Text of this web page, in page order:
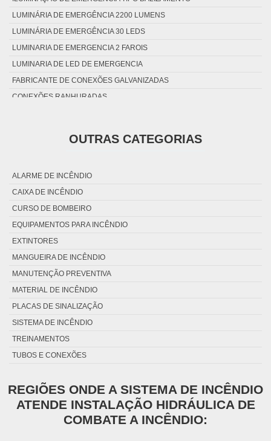
LUMINÁRIA DE EMERGÊNCIA 2200 LUMENS
LUMINÁRIA DE EMERGÊNCIA 30 LEDS
LUMINARIA DE EMERGENCIA 2 FAROIS
LUMINARIA DE LED DE EMERGENCIA
FABRICANTE DE CONEXÕES GALVANIZADAS
CONEXÕES RANHURADAS
CONEXÕES DE AÇO GALVANIZADO EM SP
DISTRIBUIDOR DE CONEXÕES GALVANIZADAS EM SP
CONEXÃO GALVANIZADA COM ROSCA CONTRA INCÊNDIO
CONEXÕES RANHURADAS TIPO GROOVED EM SP
RETESTE DE EXTINTORES
RECARGA DE EXTINTORES RJ
RECARGA DE EXTINTORES DE INCÊNDIO RJ
RECARGA EXTINTOR CO2
RETESTE DE EXTINTORES DE INCÊNDIO PREÇO
RECARGA DE EXTINTORES CO2 RJ
EXTINTOR DE INCÊNCIO PÓ QUÍMICO BC RJ
INSTALAÇÃO DE HIDRANTES
INSTALAÇÃO HIDRÁULICA DE COMBATE A INCÊNDIO
HIDRANTE DE PAREDE
HIDRANTE DE INCÊNDIO
CAIXA DE HIDRANTE
OUTRAS CATEGORIAS
ALARME DE INCÊNDIO
CAIXA DE INCÊNDIO
CURSO DE BOMBEIRO
EQUIPAMENTOS PARA INCÊNDIO
EXTINTORES
MANGUEIRA DE INCÊNDIO
MANUTENÇÃO PREVENTIVA
MATERIAL DE INCÊNDIO
PLACAS DE SINALIZAÇÃO
SISTEMA DE INCÊNDIO
TREINAMENTOS
TUBOS E CONEXÕES
REGIÕES ONDE A SISTEMA DE INCÊNDIO
ATENDE INSTALAÇÃO HIDRÁULICA DE
COMBATE A INCÊNDIO: